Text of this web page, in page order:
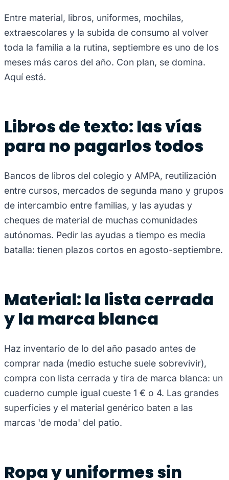
Entre material, libros, uniformes, mochilas,
extraescolares y la subida de consumo al volver
toda la familia a la rutina, septiembre es uno de los
meses más caros del año. Con plan, se domina.
Aquí está.
Libros de texto: las vías
para no pagarlos todos
Bancos de libros del colegio y AMPA, reutilización
entre cursos, mercados de segunda mano y grupos
de intercambio entre familias, y las ayudas y
cheques de material de muchas comunidades
autónomas. Pedir las ayudas a tiempo es media
batalla: tienen plazos cortos en agosto-septiembre.
Material: la lista cerrada
y la marca blanca
Haz inventario de lo del año pasado antes de
comprar nada (medio estuche suele sobrevivir),
compra con lista cerrada y tira de marca blanca: un
cuaderno cumple igual cueste 1 € o 4. Las grandes
superficies y el material genérico baten a las
marcas 'de moda' del patio.
Ropa y uniformes sin